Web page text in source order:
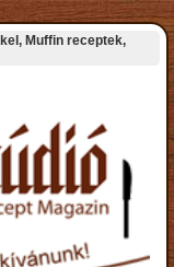
Muffin receptek,